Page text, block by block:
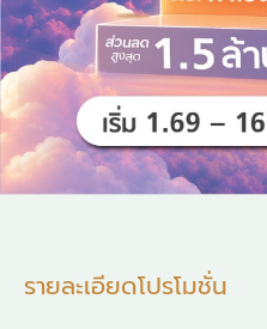
รายละเอียดโปรโมชั่น